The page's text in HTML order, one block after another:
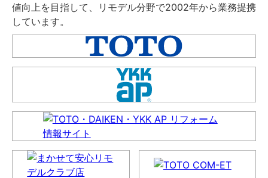
値向上を目指して、リモデル分野で2002年から業務提携
しています。